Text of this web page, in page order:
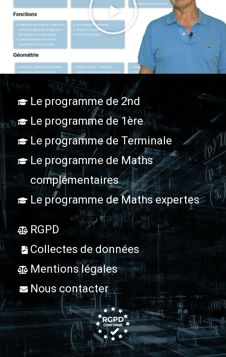
Le programme de 2nd
Le programme de 1ère
Le programme de Terminale
Le programme de Maths
complémentaires
Le programme de Maths expertes
RGPD
Collectes de données
Mentions légales
Nous contacter